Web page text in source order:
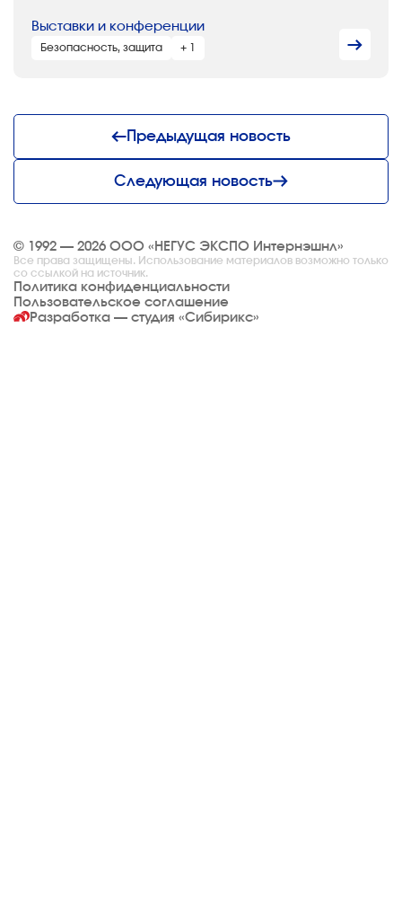
Выставки и конференции
Безопасность, защита + 1
Предыдущая новость
Следующая новость
© 1992 — 2026 ООО «НЕГУС ЭКСПО Интернэшнл»
Все права защищены. Использование материалов возможно только
со ссылкой на источник.
Политика конфиденциальности
Пользовательское соглашение
Разработка — студия «Сибирикс»